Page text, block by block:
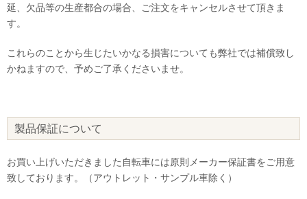
延、欠品等の生産都合の場合、ご注文をキャンセルさせて頂きま
す。
これらのことから生じたいかなる損害についても弊社では補償致し
かねますので、予めご了承くださいませ。
製品保証について
お買い上げいただきました自転車には原則メーカー保証書をご用意
致しております。（アウトレット・サンプル車除く）